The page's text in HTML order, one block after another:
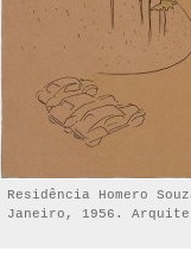
Residência Homero
Janeiro, 1956.